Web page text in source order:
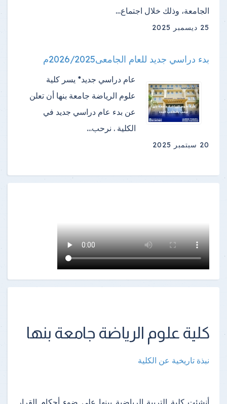
الجامعة، وذلك خلال اجتماع…
25 ديسمبر 2025
بدء دراسي جديد للعام الجامعى2026/2025م
عام دراسي جديد* يسر كلية
علوم الرياضة جامعة بنها أن تعلن
عن بدء عام دراسي جديد في
الكلية . نرحب…
20 سبتمبر 2025
كلية علوم الرياضة جامعة بنها
نبذة تاريخية عن الكلية
أنشئت كلية التربية الرياضية ببنها على ضوء أحكام القرار